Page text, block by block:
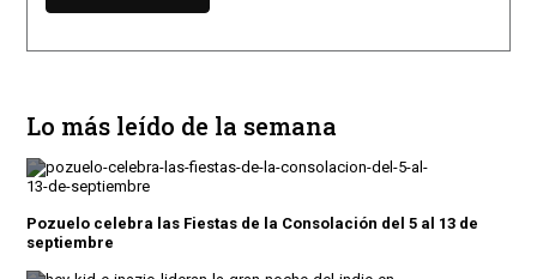
Lo más leído de la semana
Pozuelo celebra las Fiestas de la Consolación del 5 al 13 de
septiembre